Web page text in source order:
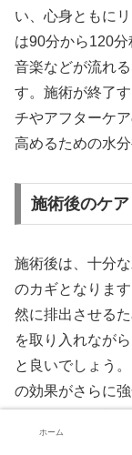
い、心身ともに
は90分から120
音楽などが流れ
す。施術が終了
チやアフターケ
高めるための水
施術後のケ
施術後は、十分
のカギとなりま
然に排出させる
を取り入れなが
と良いでしょう
の効果がさらに
ホーム